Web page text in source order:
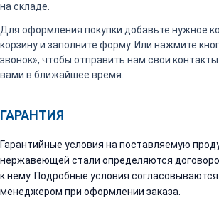
на складе.
Для оформления покупки добавьте нужное
корзину и заполните форму. Или нажмите
звонок», чтобы отправить нам свои
вами в ближайшее время.
ГАРАНТИЯ
Гарантийные условия на поставляемую
нержавеющей стали определяются
к нему. Подробные условия
менеджером при оформлении заказа.